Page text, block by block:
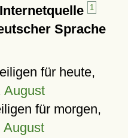
1
Sprache
für heute,
August
für morgen,
August